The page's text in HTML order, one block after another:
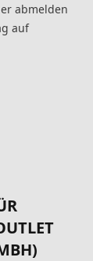
abmelden
auf